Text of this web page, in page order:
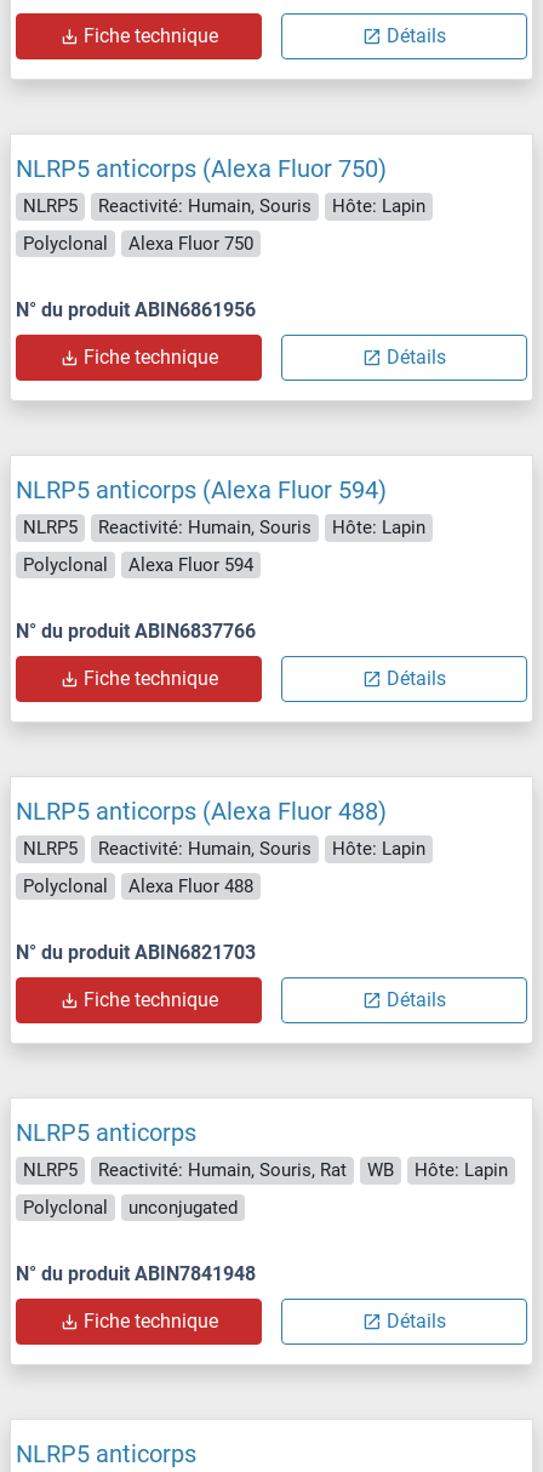
Fiche technique Détails
NLRP5 anticorps (Alexa Fluor 750)
NLRP5 Reactivité: Humain, Souris
Hôte: Lapin
Polyclonal
Alexa Fluor 750
N° du produit ABIN6861956
Fiche technique Détails
NLRP5 anticorps (Alexa Fluor 594)
NLRP5 Reactivité: Humain, Souris
Hôte: Lapin
Polyclonal
Alexa Fluor 594
N° du produit ABIN6837766
Fiche technique Détails
NLRP5 anticorps (Alexa Fluor 488)
NLRP5 Reactivité: Humain, Souris
Hôte: Lapin
Polyclonal
Alexa Fluor 488
N° du produit ABIN6821703
Fiche technique Détails
NLRP5 anticorps
NLRP5 Reactivité: Humain, Souris, Rat WB
Hôte: Lapin
Polyclonal
unconjugated
N° du produit ABIN7841948
Fiche technique Détails
NLRP5 anticorps